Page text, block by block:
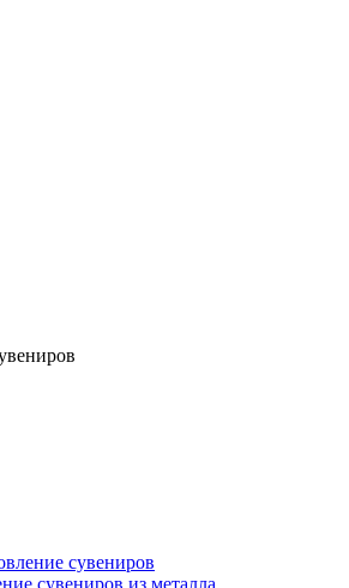
сувениров
сувениров из металла